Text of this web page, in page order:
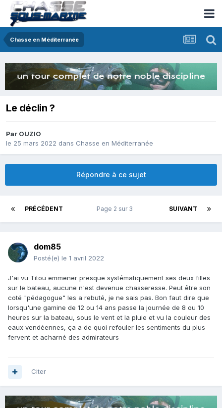
Chasse en Méditerranée
Le déclin ?
Par OUZIO
le 25 mars 2022 dans Chasse en Méditerranée
Répondre à ce sujet
PRÉCÉDENT SUIVANT
Page 2 sur 3
dom85
Posté(e) le 1 avril 2022
J'ai vu Titou emmener presque systématiquement ses deux filles
sur le bateau, aucune n'est devenue chasseresse. Peut être son
coté "pédagogue" les a rebuté, je ne sais pas. Bon faut dire que
lorsqu'une gamine de 12 ou 14 ans passe la journée de 8 ou 10
heures sur la bateau, sous le vent et la pluie et vu la couleur des
eaux vendéennes, ça a de quoi refouler les sentiments du plus
fervent et acharné des admirateurs
Citer